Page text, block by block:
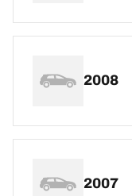
2008
2007